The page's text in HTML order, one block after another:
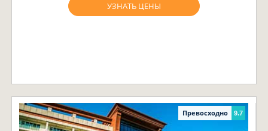
УЗНАТЬ ЦЕНЫ
Превосходно 9.7